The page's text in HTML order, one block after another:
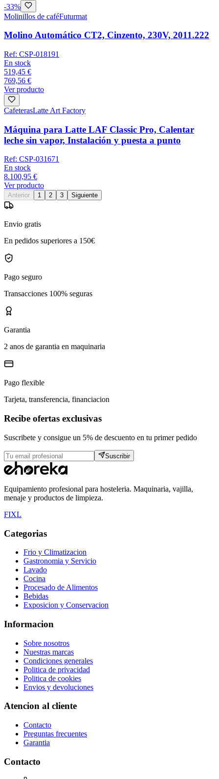
-33%
Molinillos de caféFuturmat
Molino Automático CT2, Cinzento, 230V, 2011.222
Ref: CSP-018191
En stock
519,45 €
769,56 €
Ver producto
CafeterasLatte Art Factory
Máquina para Latte LAF Classic Pro, Calentar
leche sin vapor, Instalación y puesta a punto
Ref: CSP-031671
En stock
8.100,95 €
Ver producto
Anterior 1 2 3 Siguiente
Envio gratis
En pedidos superiores a 150€
Pago seguro
Transacciones 100% seguras
Garantia
2 anos de garantia en maquinaria
Pago flexible
Tarjeta, transferencia, financiacion
Recibe ofertas exclusivas
Suscribete y consigue un 5% de descuento en tu primer pedido
Suscribir
Equipamiento profesional para hosteleria. Maquinaria, vajilla,
menaje y productos de limpieza.
FIXL
Categorias
Frio y Climatizacion
Gastronomia y Servicio
Lavado
Cocina
Procesado de Alimentos
Bebidas
Exposicion y Conservacion
Informacion
Sobre nosotros
Nuestras marcas
Condiciones generales
Politica de privacidad
Politica de cookies
Envios y devoluciones
Atencion al cliente
Contacto
Preguntas frecuentes
Garantia
Contacto